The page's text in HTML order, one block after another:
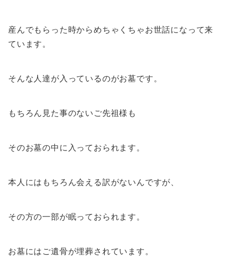
産んでもらった時からめちゃくちゃお世話になって来
ています。
そんな人達が入っているのがお墓です。
もちろん見た事のないご先祖様も
そのお墓の中に入っておられます。
本人にはもちろん会える訳がないんですが、
その方の一部が眠っておられます。
お墓にはご遺骨が埋葬されています。